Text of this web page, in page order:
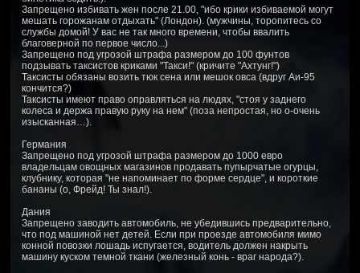
Запрещено избивать жен после 21.00, "ибо крики избиваемой могут
мешать горожанам отдыхать" (Лондон). (мужчины, торопитесь со
службы домой! У вас не так много времени, чтобы ввалить
благоверной по первое число...)
Запрещено под угрозой штрафа размером до 100 фунтов
подзывать таксистов криками "Такси!" (кричите "Ахтунг!")
Таксисты обязаны возить тюк сена или мешок овса (вдруг Аи-95
кончится?)
Таксисты имеют право оправляться на людях, "стоя у заднего
колеса и держа правую руку на нем" (поза непростая, но о-очень
изысканная…).
Германия
Запрещено под угрозой штрафа размером до 1000 евро
владельцам овощных магазинов продавать пупырчатые огурцы,
клубнику, которая "не напоминает по форме сердце", и короткие
бананы (о, Фрейд! Ты знал!).
Дания
Запрещено заводить автомобиль, не убедившись предварительно,
что под машиной нет детей. Если при проезде автомобиля мимо
конной повозки лошадь испугается, водитель должен накрыть
машину куском темной ткани (железный конь - враг народа?).